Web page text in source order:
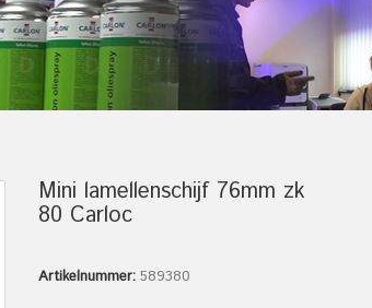
Mini lamellenschijf 76mm zk
80 Carloc
Artikelnummer: 589380